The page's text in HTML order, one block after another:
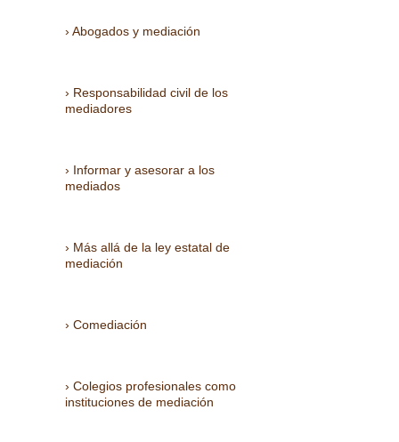
Abogados y mediación
Responsabilidad civil de los
mediadores
Informar y asesorar a los
mediados
Más allá de la ley estatal de
mediación
Comediación
Colegios profesionales como
instituciones de mediación